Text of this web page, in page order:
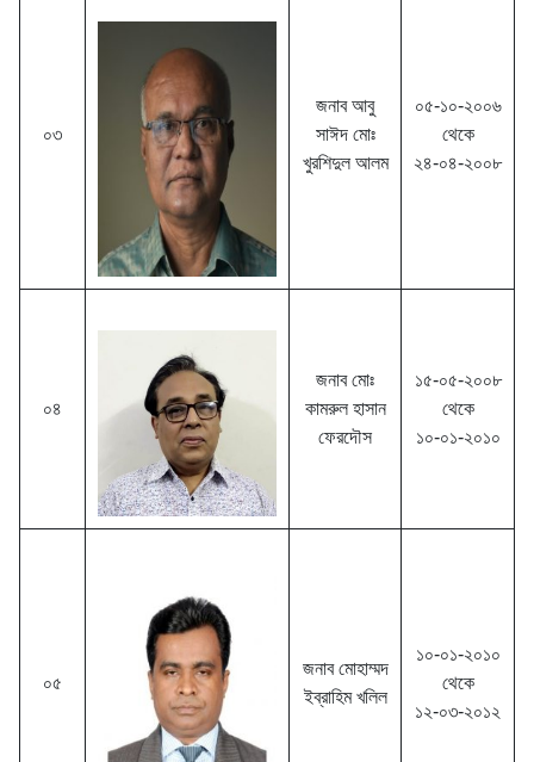
০৩
জনাব আবু
সাঈদ মোঃ
খুরশিদুল আলম
০৫-১০-২০০৬
থেকে
২৪-০৪-২০০৮
০৪
জনাব মোঃ
কামরুল হাসান
ফেরদৌস
১৫-০৫-২০০৮
থেকে
১০-০১-২০১০
০৫
জনাব মোহাম্মদ
ইব্রাহিম খলিল
১০-০১-২০১০
থেকে
১২-০৩-২০১২